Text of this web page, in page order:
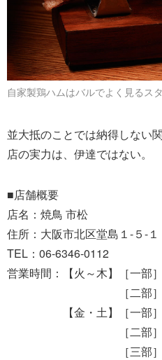
自家製鶏ハムはバルでよく見るス
並大抵のことでは納得しない
店の実力は、伊達ではない。
■店舗概要
店名：焼鳥 市松
住所：大阪市北区堂島１-５-
TEL：06-6346-0112
営業時間：【火～木】［一部
［二部］
【金・土】［一部］
［二部］
［三部］